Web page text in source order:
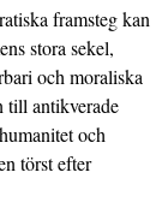
framsteg kan
stora sekel,
och moraliska
till antikverade
och
törst efter